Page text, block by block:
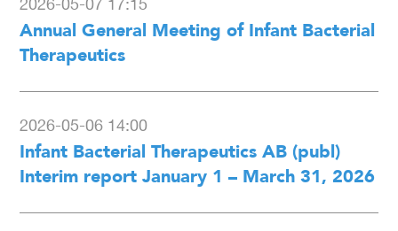
2026-05-07 17:15
Annual General Meeting of Infant Bacterial
Therapeutics
2026-05-06 14:00
Infant Bacterial Therapeutics AB (publ)
Interim report January 1 – March 31, 2026